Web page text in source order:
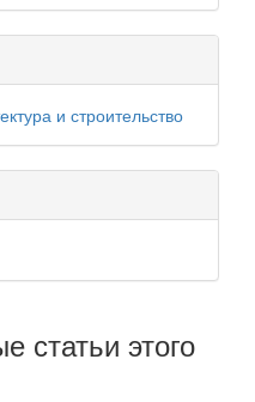
и строительство
статьи этого